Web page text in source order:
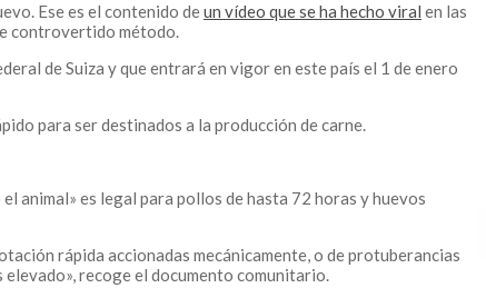
Ese es el contenido deun vídeo que se ha hecho viral en las
controvertido método.
de Suiza y que entrará en vigor en este país el 1 de enero
para ser destinados a la producción de carne.
animal» es legal para pollos de hasta 72 horas y huevos
rápida accionadas mecánicamente, o de protuberancias
recoge el documento comunitario.